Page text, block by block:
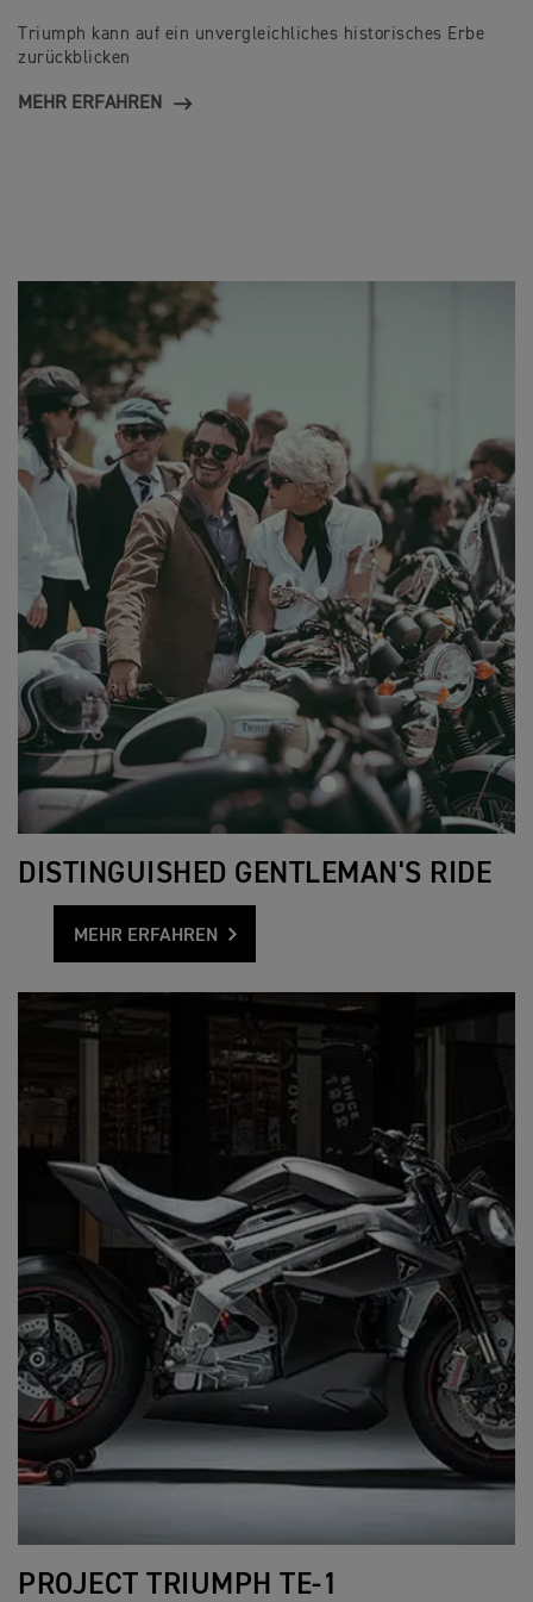
Triumph kann auf ein unvergleichliches historisches Erbe
zurückblicken
MEHR ERFAHREN
DISTINGUISHED GENTLEMAN'S RIDE
MEHR ERFAHREN
PROJECT TRIUMPH TE-1